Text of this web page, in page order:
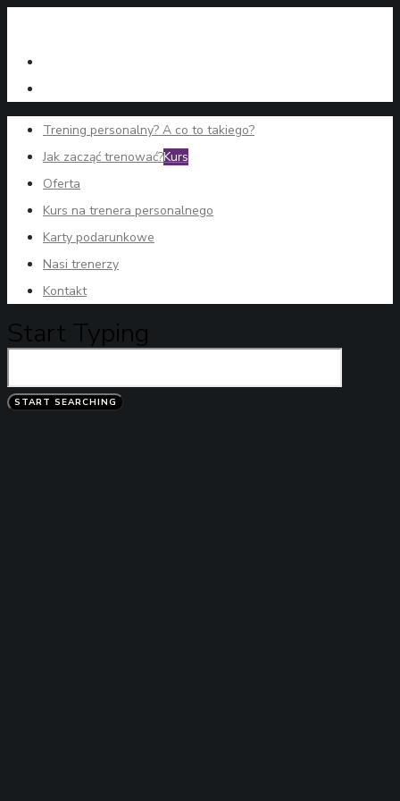
Trening personalny? A co to takiego?
Jak zacząć trenować?Kurs
Oferta
Kurs na trenera personalnego
Karty podarunkowe
Nasi trenerzy
Kontakt
Start Typing